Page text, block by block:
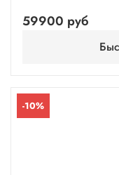
59900 руб
-10%